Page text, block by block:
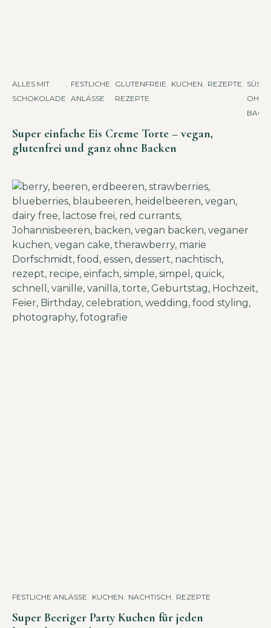
ALLES MIT
SCHOKOLADE
, FESTLICHE
ANLÄSSE
, GLUTENFREIE
REZEPTE
, KUCHEN, REZEPTE, SÜSSES
HNE B
Super einfache Eis Creme Torte – vegan,
glutenfrei und ganz ohne Backen
FESTLICHE ANLÄSSE, KUCHEN, NACHTISCH, REZEPTE
Super Beeriger Party Kuchen für jeden